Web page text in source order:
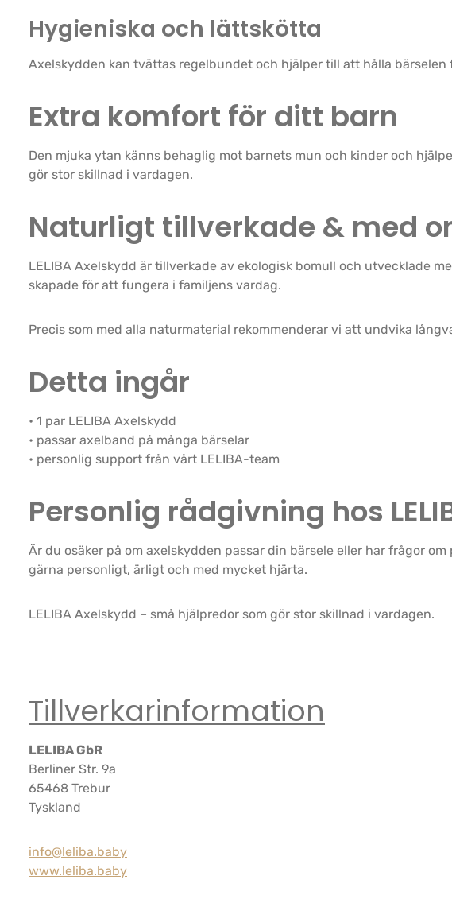
Hygieniska och lättskötta
Axelskydden kan tvättas regelbundet och hjälper till att hålla
Extra komfort för ditt barn
Den mjuka ytan känns behaglig mot barnets mun och kinder och
gör stor skillnad i vardagen.
Naturligt tillverkade & med
LELIBA Axelskydd är tillverkade av ekologisk bomull och utvecklade
skapade för att fungera i familjens vardag.
Precis som med alla naturmaterial rekommenderar vi att undvika
Detta ingår
• 1 par LELIBA Axelskydd
• passar axelband på många bärselar
• personlig support från vårt LELIBA-team
Personlig rådgivning hos
Är du osäker på om axelskydden passar din bärsele eller har frågor
gärna personligt, ärligt och med mycket hjärta.
LELIBA Axelskydd – små hjälpredor som gör stor skillnad i vardagen.
Tillverkarinformation
LELIBA GbR
Berliner Str. 9a
65468 Trebur
Tyskland
info@leliba.baby
www.leliba.baby